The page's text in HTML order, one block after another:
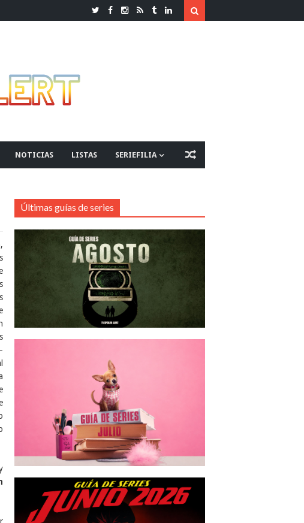
NOTICIAS LISTAS SERIEFILIA
Últimas guías de series